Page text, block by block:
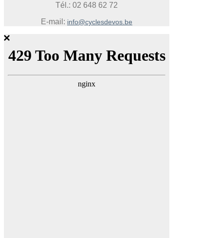
Tél.: 02 648 62 72
E-mail: info@cyclesdevos.be